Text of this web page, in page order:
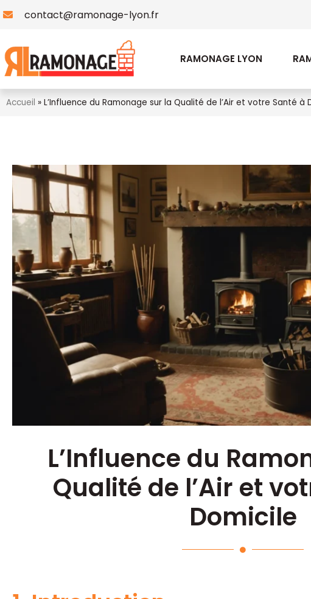
contact@ramonage-lyon.fr
RAMONAGE LYON
Accueil » L’Influence du Ramonage sur la Qualité de l’Air et votre Santé à
L’Influence du
Qualité de l’Air et
Domicile